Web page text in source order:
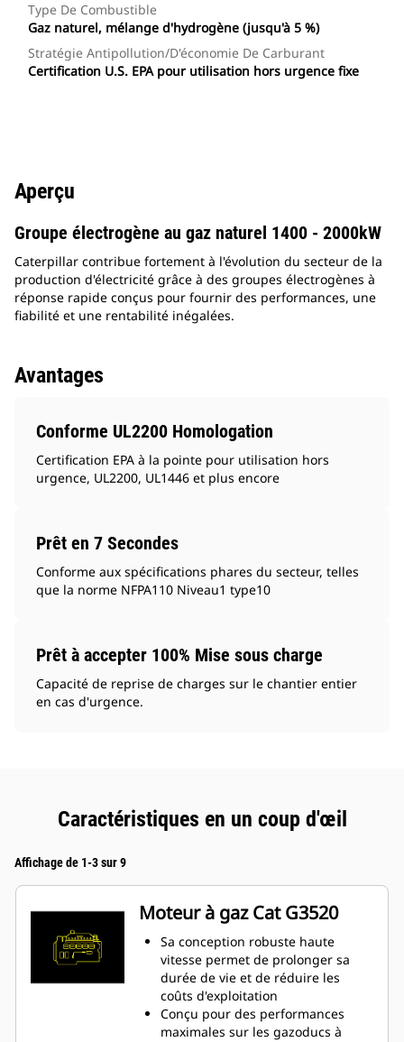
Type De Combustible
Gaz naturel, mélange d'hydrogène (jusqu'à 5 %)
Stratégie Antipollution/d'économie De Carburant
Certification U.S. EPA pour utilisation hors urgence fixe
Aperçu
Groupe électrogène au gaz naturel 1400 - 2000kW
Caterpillar contribue fortement à l'évolution du secteur de la
production d'électricité grâce à des groupes électrogènes à
réponse rapide conçus pour fournir des performances, une
fiabilité et une rentabilité inégalées.
Avantages
Conforme UL2200 Homologation
Certification EPA à la pointe pour utilisation hors
urgence, UL2200, UL1446 et plus encore
Prêt en 7 Secondes
Conforme aux spécifications phares du secteur, telles
que la norme NFPA110 Niveau1 type10
Prêt à accepter 100% Mise sous charge
Capacité de reprise de charges sur le chantier entier
en cas d'urgence.
Caractéristiques en un coup d'œil
Affichage de 1-3 sur 9
Moteur à gaz Cat G3520
Sa conception robuste haute
vitesse permet de prolonger sa
durée de vie et de réduire les
coûts d'exploitation
Conçu pour des performances
maximales sur les gazoducs à